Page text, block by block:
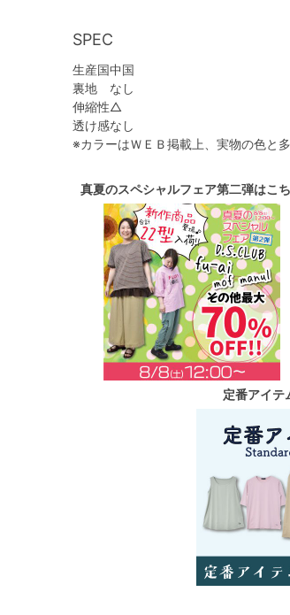
SPEC
生産国中国
裏地
なし
伸縮性△
透け感なし
※カラーはＷＥＢ掲載上、実物の色と
真夏のスペシャルフェア第二弾はこ
定番アイテ